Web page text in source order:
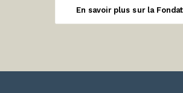
En savoir plus sur la